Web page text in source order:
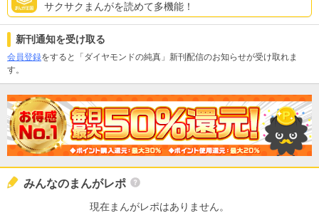
サクサクまんがを読めて多機能！
新刊通知を受け取る
会員登録をすると「ダイヤモンドの純真」新刊配信のお知らせが受け取れま
す。
みんなのまんがレポ
現在まんがレポはありません。